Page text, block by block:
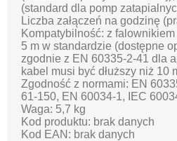
(standard dla pomp
Liczba załączeń na godzinę
Kompatybilność: z
5 m w standardzie (dostępne
zgodnie z EN 60335-2-41 dla
kabel musi być dłuższy niż 10
Zgodność z normami: EN
61-150, EN 60034-1, IEC
Waga: 5,7 kg
Kod produktu: brak danych
Kod EAN: brak danych